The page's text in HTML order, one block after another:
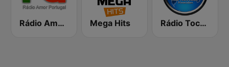
Rádio Amor Portugal Mega Hits Rádio Toca a Dançar